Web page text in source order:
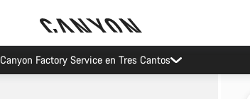
Canyon Factory Service en Tres Cantos